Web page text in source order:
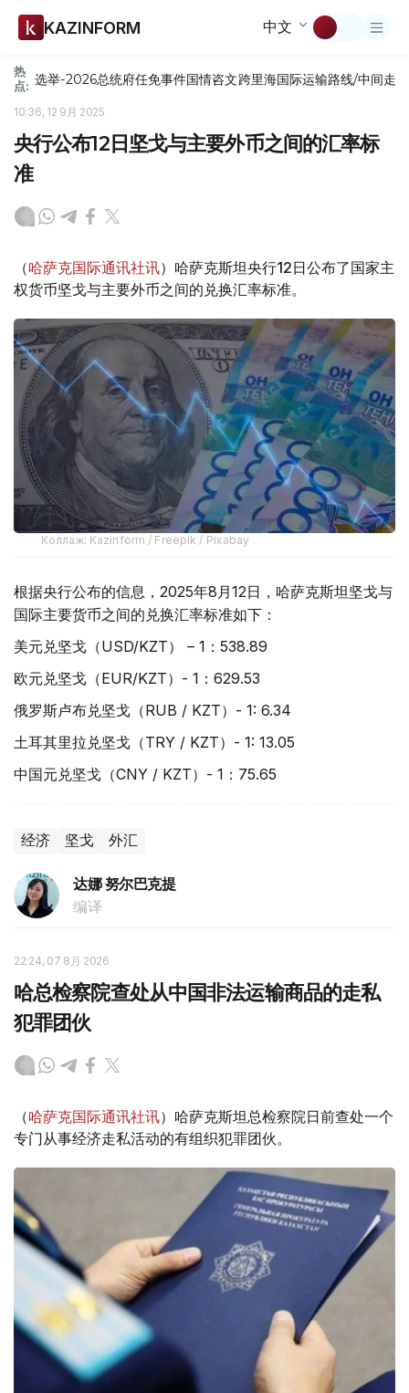
KAZINFORM 中文
热
点: 选举-2026总统府任免事件国情咨文跨里海国际运输路线/中间走廊
10:36, 12 9月 2025
央行公布12日坚戈与主要外币之间的汇率标
准
（哈萨克国际通讯社讯）哈萨克斯坦央行12日公布了国家主
权货币坚戈与主要外币之间的兑换汇率标准。
Коллаж: Kazinform / Freepik / Pixabay
根据央行公布的信息，2025年8月12日，哈萨克斯坦坚戈与
国际主要货币之间的兑换汇率标准如下：
美元兑坚戈（USD/KZT） – 1：538.89
欧元兑坚戈（EUR/KZT）- 1：629.53
俄罗斯卢布兑坚戈（RUB / KZT）- 1: 6.34
土耳其里拉兑坚戈（TRY / KZT）- 1: 13.05
中国元兑坚戈（CNY / KZT）- 1：75.65
经济 坚戈 外汇
达娜 努尔巴克提
编译
22:24, 07 8月 2026
哈总检察院查处从中国非法运输商品的走私
犯罪团伙
（哈萨克国际通讯社讯）哈萨克斯坦总检察院日前查处一个
专门从事经济走私活动的有组织犯罪团伙。